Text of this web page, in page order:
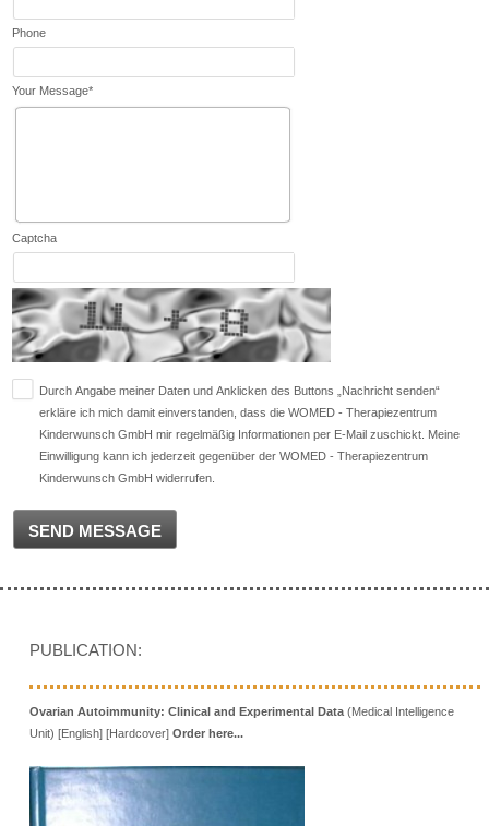
Phone
Your Message*
Captcha
Durch Angabe meiner Daten und Anklicken des Buttons „Nachricht senden“
erkläre ich mich damit einverstanden, dass die WOMED - Therapiezentrum
Kinderwunsch GmbH mir regelmäßig Informationen per E-Mail zuschickt. Meine
Einwilligung kann ich jederzeit gegenüber der WOMED - Therapiezentrum
Kinderwunsch GmbH widerrufen.
SEND MESSAGE
PUBLICATION:
Ovarian Autoimmunity: Clinical and Experimental Data (Medical Intelligence
Unit) [English] [Hardcover]Order here...